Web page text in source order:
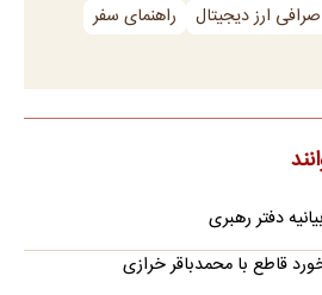
صرافی ارز دیجیتال
راهنمای سفر
دفتر رهبری
قاطع با محمدباقر خرازی